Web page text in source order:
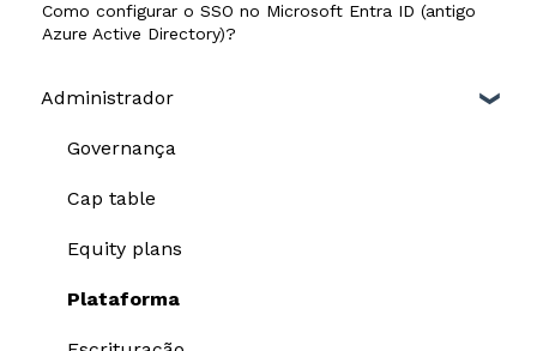
Como configurar o SSO no Microsoft Entra ID (antigo
Azure Active Directory)?
Administrador
Governança
Cap table
Equity plans
Plataforma